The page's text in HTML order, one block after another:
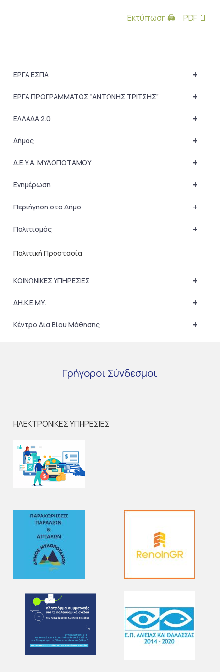
Εκτύπωση 🖨 PDF 📄
+
ΕΡΓΑ ΕΣΠΑ
+
ΕΡΓΑ ΠΡΟΓΡΑΜΜΑΤΟΣ “ΑΝΤΩΝΗΣ ΤΡΙΤΣΗΣ”
+
ΕΛΛΑΔΑ 2.0
+
Δήμος
+
Δ.Ε.Υ.Α. ΜΥΛΟΠΟΤΑΜΟΥ
+
Ενημέρωση
+
Περιήγηση στο Δήμο
+
Πολιτισμός
Πολιτική Προστασία
+
ΚΟΙΝΩΝΙΚΕΣ ΥΠΗΡΕΣΙΕΣ
+
ΔΗ.Κ.Ε.ΜΥ.
+
Κέντρο Δια Βίου Μάθησης
Γρήγοροι Σύνδεσμοι
ΗΛΕΚΤΡΟΝΙΚΕΣ ΥΠΗΡΕΣΙΕΣ